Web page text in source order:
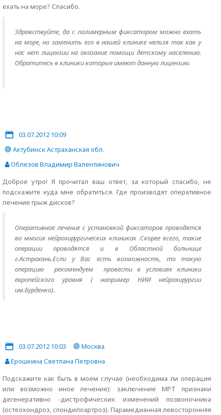
ехать на море? Спасибо.
Здравствуйте, да с полимерным фиксатором можно ехать
на море, но заменить его в нашей клинике нельзя так как у
нас нет лицензии на оказание помощи детскому населению.
Обратитесь в клиники которые имеют данную лицензию.
03.07.2012 10:09
Ахтубинск Астраханская обл.
Облезов Владимир Валентинович
Доброе утро! Я прочитал ваш ответ, за который спасибо, не
подскажите куда мне обратиться. Где производят оперативное
лечение грыж дисков?
Оперативное лечение с установкой фиксаторов проводятся
во многих нейрохирургических клиниках .Скорее всего, такие
операции проводятся и в Областной больнице
г.Астрахань.Если у Вас есть возможность, то такую
операцию рекомендуем провести в условиях клиники
европейского уровня ( например НИИ нейрохирургии
им.Бурденко).
03.07.2012 10:03
Москва
Ерошкина Светлана Петровна
Подскажите как быть в моем случае (необходима ли операция
или возможно иное лечение): заключение МРТ признаки
дегенеративно -дистрофических изменений позвоночника
(остеохондроз, спондилоартроз). Парамедианная левосторонняя